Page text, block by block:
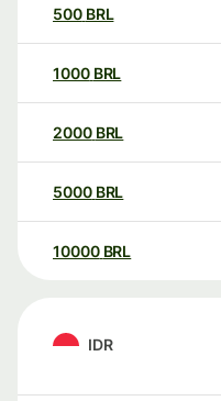
500 BRL
1000 BRL
2000 BRL
5000 BRL
10000 BRL
IDR